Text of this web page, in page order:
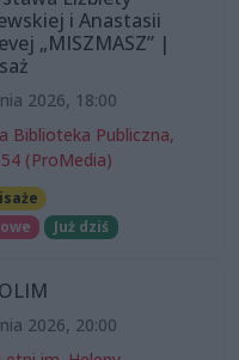
i Anastasii
„MISZMASZ” |
2026, 18:00
Biblioteka Publiczna,
(ProMedia)
Już dziś
2026, 20:00